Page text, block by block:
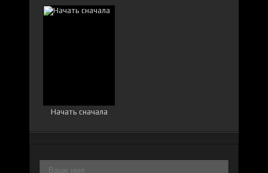
Начать сначала